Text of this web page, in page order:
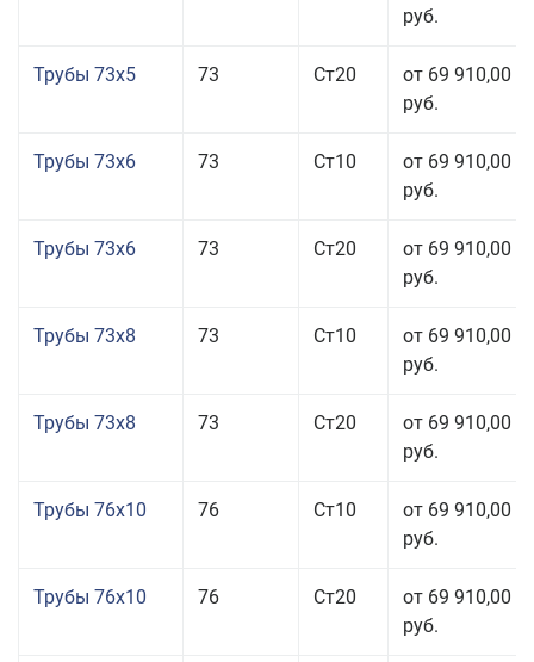
руб.
Трубы 73x5 73 Ст20
от 69 910,00
руб.
Трубы 73x6 73 Ст10
от 69 910,00
руб.
Трубы 73x6 73 Ст20
от 69 910,00
руб.
Трубы 73x8 73 Ст10
от 69 910,00
руб.
Трубы 73x8 73 Ст20
от 69 910,00
руб.
Трубы 76x10 76 Ст10
от 69 910,00
руб.
Трубы 76x10 76 Ст20
от 69 910,00
руб.